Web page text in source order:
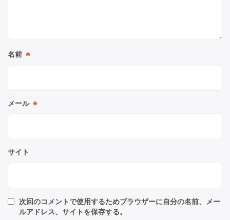
名前 ※
メール ※
サイト
次回のコメントで使用するためブラウザーに自分の名前、メー
ルアドレス、サイトを保存する。